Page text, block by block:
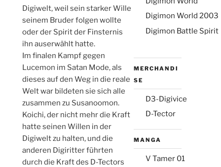
Digiwelt, weil sein starker Wille
seinem Bruder folgen wollte
oder der Spirit der Finsternis
ihn auserwählt hatte.
Im finalen Kampf gegen
Lucemon im Satan Mode, als
dieses auf den Weg in die reale
Welt war bildeten sie sich alle
zusammen zu Susanoomon.
Koichi, der nicht mehr die Kraft
hatte seinen Willen in der
Digiwelt zu halten, und die
anderen Digiritter führten
durch die Kraft des D-Tectors
Digimon World 2003
Digimon Battle Spirit
MERCHANDI
SE
D3-Digivice
D-Tector
MANGA
V Tamer 01